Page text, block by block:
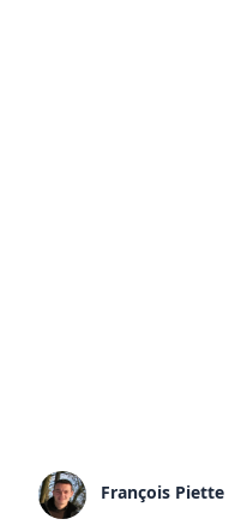
François Piette